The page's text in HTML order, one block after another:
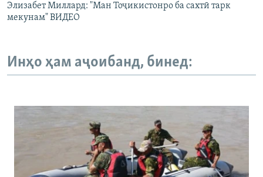
Элизабет Миллард: "Ман Тоҷикистонро ба сахтӣ тарк
мекунам" ВИДЕО
Инҳо ҳам аҷоибанд, бинед: